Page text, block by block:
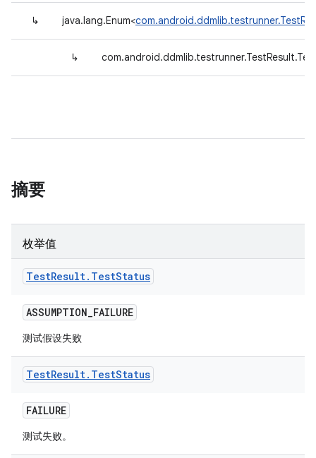
↳ java.lang.Enum<
↳
摘要
枚举值
TestResult. TestStatus
ASSUMPTION_FAILURE
测试假设失败
TestResult. TestStatus
FAILURE
测试失败。